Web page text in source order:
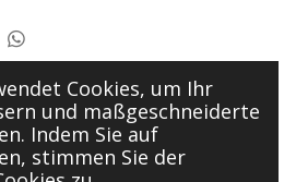
Cookies, um Ihr
und maßgeschneiderte
Indem Sie auf
stimmen Sie der
T
e
i
l
e
n
Schreib- und Lernwerkstatt